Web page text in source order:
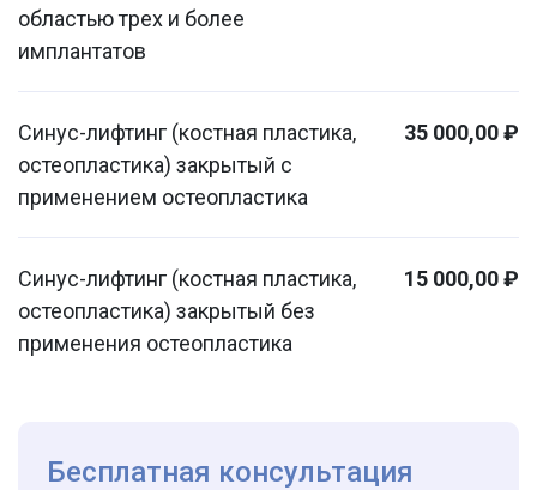
областью трех и более
имплантатов
Синус-лифтинг (костная пластика,
остеопластика) закрытый с
применением остеопластика
35 000,00 ₽
Синус-лифтинг (костная пластика,
остеопластика) закрытый без
применения остеопластика
15 000,00 ₽
Бесплатная консультация